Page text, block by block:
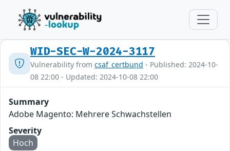
WID-SEC-W-2024-3117
Vulnerability from csaf_certbund - Published: 2024-10-
08 22:00 - Updated: 2024-10-08 22:00
Summary
Adobe Magento: Mehrere Schwachstellen
Severity
Hoch